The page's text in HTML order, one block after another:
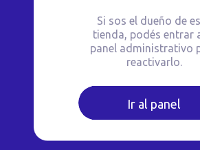
Si sos el dueño de
tienda, podés entrar
panel administrativo
reactivarlo.
Ir al panel